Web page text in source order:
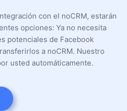
con el noCRM, estarán
opciones: Ya no necesita
potenciales de Facebook
a noCRM. Nuestro
usted automáticamente.